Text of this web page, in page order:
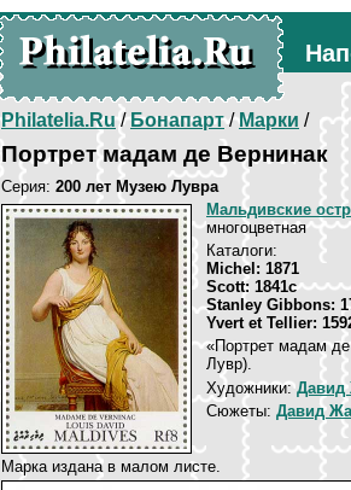
Philatelia.Ru/Бонапарт/Марки /
Портрет мадам де Вернинак
Серия: 200 лет Музею Лувра
Мальдивские
многоцветная
Каталоги:
Michel: 1871
Scott: 1841c
Stanley Gibbons:
Yvert et Tellier:
«Портрет мадам
Лувр).
Художники:Давид
Сюжеты: Давид
Марка издана в малом листе.